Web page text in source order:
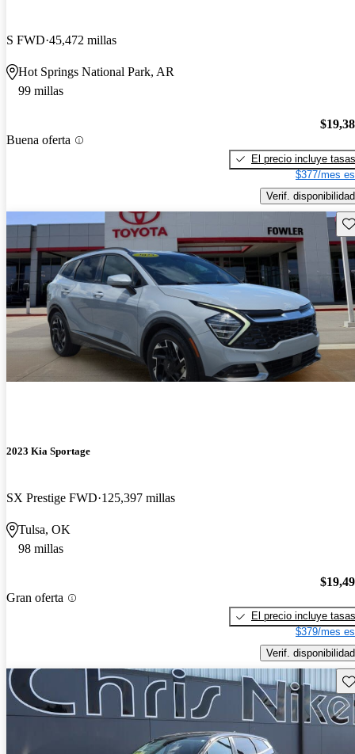
S FWD 45,472 millas
Hot Springs National Park, AR
99 millas
Buena oferta
El precio incluye tasas
$377/mes
Verif. disponibilidad
2023 Kia Sportage
SX Prestige FWD 125,397 millas
Tulsa, OK
98 millas
Gran oferta
El precio incluye tasas
$379/mes
Verif. disponibilidad